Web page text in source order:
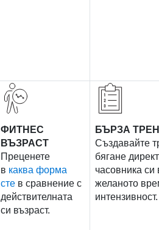
ФИТНЕС
ВЪЗРАСТ
Преценете
в каква форма
сте в сравнение с
действителната
си възраст.
БЪРЗА
Създавайте
бягане
часовника си
желаното
интензивност.